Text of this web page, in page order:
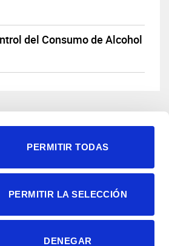
PERMITIR TODAS
PERMITIR LA SELECCIÓN
DENEGAR
del Consumo de Alcohol
Neurociencias
Política de privacidad
Accesibilidad